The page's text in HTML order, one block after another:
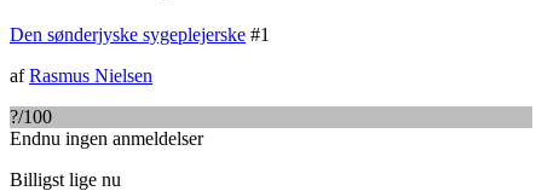
Den sønderjyske sygeplejerske #1
afRasmus Nielsen
?/100
Endnu ingen anmeldelser
Billigst lige nu